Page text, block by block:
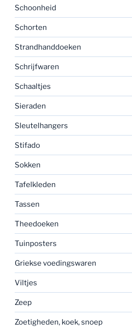
Schoonheid
Schorten
Strandhanddoeken
Schrijfwaren
Schaaltjes
Sieraden
Sleutelhangers
Stifado
Sokken
Tafelkleden
Tassen
Theedoeken
Tuinposters
Griekse voedingswaren
Viltjes
Zeep
Zoetigheden, koek, snoep